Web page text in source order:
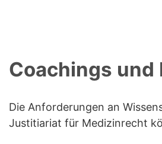
Coachings
Die Anforderungen an
Justitiariat für Medizinrecht